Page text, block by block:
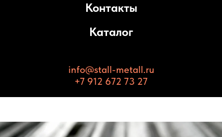
Контакты
Каталог
info@stall-metall.ru
+7 912 672 73 27